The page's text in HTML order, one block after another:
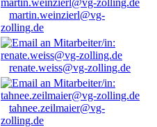
martin.weinzierl@vg-
zolling.de
renate.weiss@vg-zolling.de
tahnee.zeilmaier@vg-
zolling.de